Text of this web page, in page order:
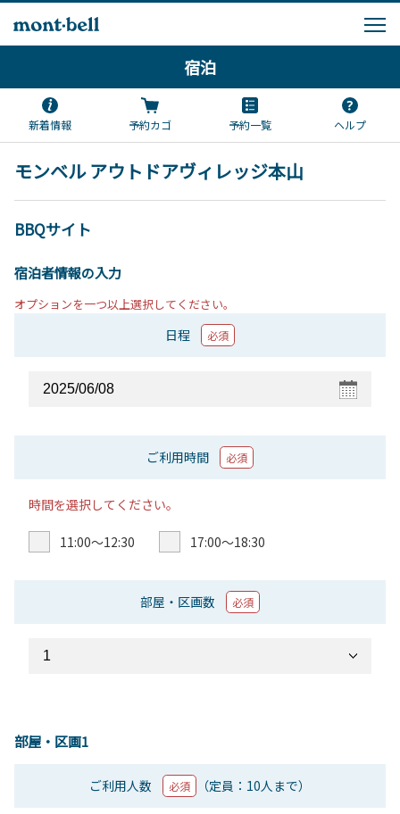
宿泊
新着情報 予約カゴ 予約一覧 ヘルプ
モンベル アウトドアヴィレッジ本山
BBQサイト
宿泊者情報の入力
オプションを一つ以上選択してください。
日程 必須
ご利用時間 必須
時間を選択してください。
11:00〜12:30 17:00〜18:30
部屋・区画数 必須
部屋・区画1
ご利用人数 必須 （定員：10人まで）